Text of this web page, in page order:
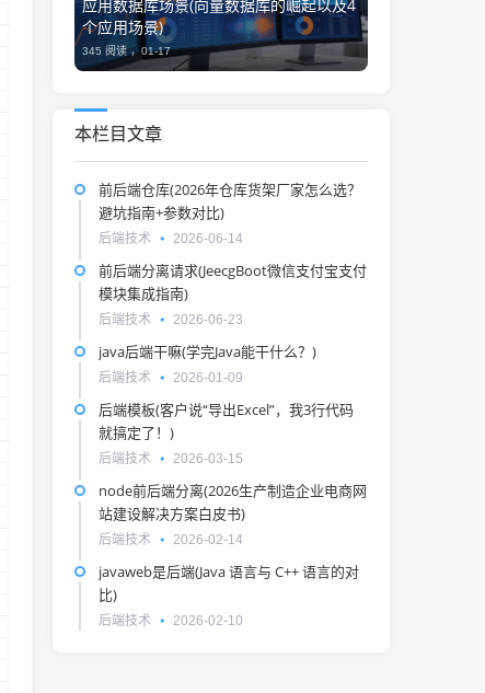
应用数据库场景(向量数据库的崛起以及4
个应用场景)
345 阅读 ，01-17
本栏目文章
前后端仓库(2026年仓库货架厂家怎么选？
避坑指南+参数对比)
后端技术 2026-06-14
前后端分离请求(JeecgBoot微信支付宝支付
模块集成指南)
后端技术 2026-06-23
java后端干嘛(学完Java能干什么？)
后端技术 2026-01-09
后端模板(客户说“导出Excel”，我3行代码
就搞定了！)
后端技术 2026-03-15
node前后端分离(2026生产制造企业电商网
站建设解决方案白皮书)
后端技术 2026-02-14
javaweb是后端(Java 语言与 C++ 语言的对
比)
后端技术 2026-02-10